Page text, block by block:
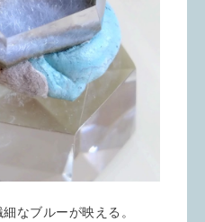
なブルーが映える。